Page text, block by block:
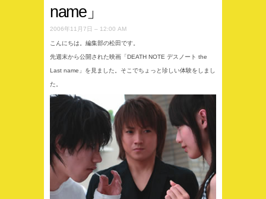
name」
2006年11月7日 – 12:00 AM
こんにちは。編集部の松田です。
先週末から公開された映画「DEATH NOTE デスノート the
Last name」を見ました。そこでちょっと珍しい体験をしまし
た。